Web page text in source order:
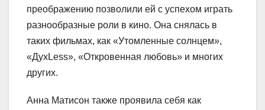
преображению позволили ей с успехом играть
разнообразные роли в кино. Она снялась в
таких фильмах, как «Утомленные солнцем»,
«ДухLess», «Откровенная любовь» и многих
других.
Анна Матисон также проявила себя как